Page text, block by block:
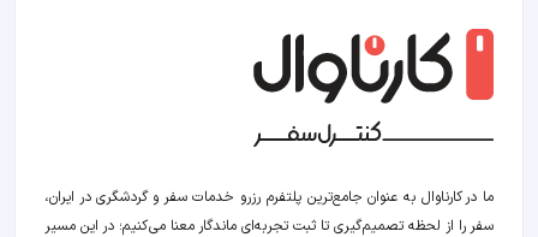
ما در کارناوال به عنوان جامع‌ترین پلتفرم رزرو خدمات سفر و گردشگری در ایران،
سفر را از لحظه‌ تصمیم‌گیری تا ثبت تجربه‌ای ماندگار معنا می‌کنیم؛ در این مسیر‍